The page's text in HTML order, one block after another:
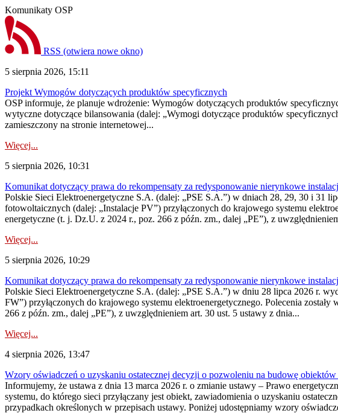
Komunikaty OSP
RSS (otwiera nowe okno)
5 sierpnia 2026, 15:11
Projekt Wymogów dotyczących produktów specyficznych
OSP informuje, że planuje wdrożenie: Wymogów dotyczących produktów
wytyczne dotyczące bilansowania (dalej: „Wymogi dotyczące produktów
zamieszczony na stronie internetowej...
Więcej...
5 sierpnia 2026, 10:31
Komunikat dotyczący prawa do rekompensaty za redysponowanie nierynkowe
Polskie Sieci Elektroenergetyczne S.A. (dalej: „PSE S.A.”) w dniach 28, 29, 30 i 31
fotowoltaicznych (dalej: „Instalacje PV”) przyłączonych do krajowego systemu
energetyczne (t. j. Dz.U. z 2024 r., poz. 266 z późn. zm., dalej „PE”), z
Więcej...
5 sierpnia 2026, 10:29
Komunikat dotyczący prawa do rekompensaty za redysponowanie nierynkowe
Polskie Sieci Elektroenergetyczne S.A. (dalej: „PSE S.A.”) w dniu 28 lipca 2026 r.
FW”) przyłączonych do krajowego systemu elektroenergetycznego. Polecenia
266 z późn. zm., dalej „PE”), z uwzględnieniem art. 30 ust. 5 ustawy z dnia...
Więcej...
4 sierpnia 2026, 13:47
Wzory oświadczeń o uzyskaniu ostatecznej decyzji o pozwoleniu na budowę
Informujemy, że ustawa z dnia 13 marca 2026 r. o zmianie ustawy – Prawo
systemu, do którego sieci przyłączany jest obiekt, zawiadomienia o uzyskaniu
przypadkach określonych w przepisach ustawy. Poniżej udostępniamy wzory